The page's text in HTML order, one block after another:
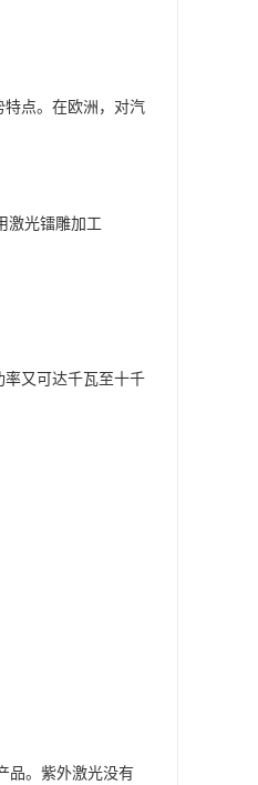
点。在欧洲，对汽
激光镭雕加工
率又可达千瓦至十千
品。紫外激光没有